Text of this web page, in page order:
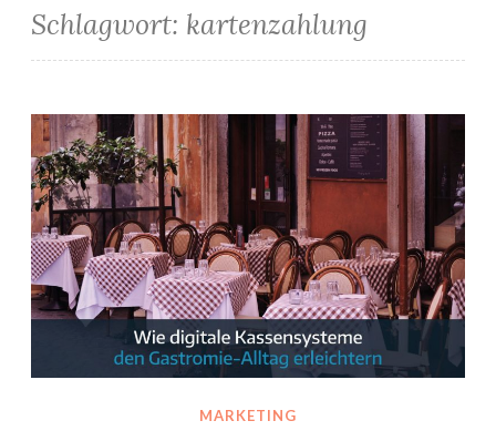
Schlagwort: kartenzahlung
Gastartikel: 5 Gründe warum digitale Kassensysteme das Gesicht der Gastronomie verändern
MARKETING